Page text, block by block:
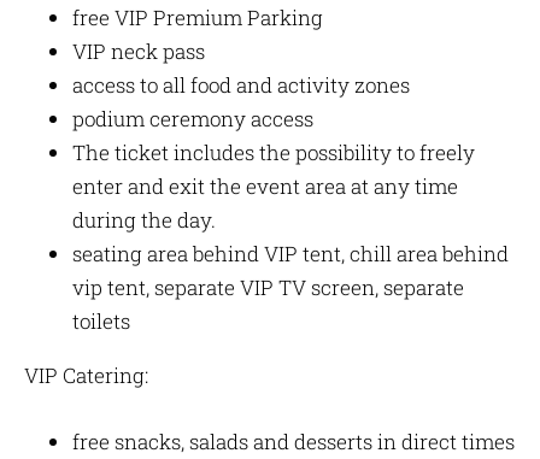
free VIP Premium Parking
VIP neck pass
access to all food and activity zones
podium ceremony access
The ticket includes the possibility to freely
enter and exit the event area at any time
during the day.
seating area behind VIP tent, chill area behind
vip tent, separate VIP TV screen, separate
toilets
VIP Catering:
free snacks, salads and desserts in direct times